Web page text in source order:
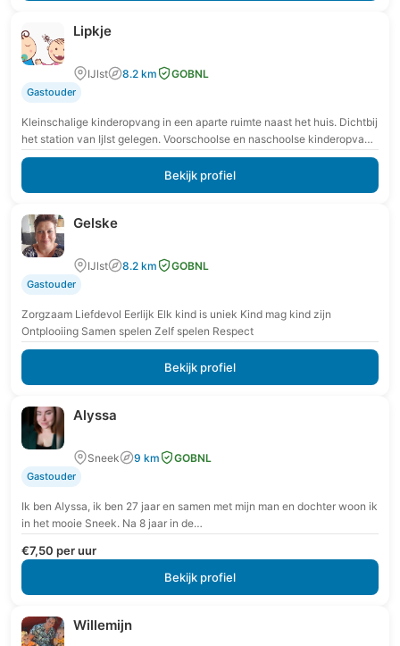
Lipkje
IJlst 8.2 km GOBNL
Gastouder
Kleinschalige kinderopvang in een aparte ruimte naast het huis. Dichtbij
het station van Ijlst gelegen. Voorschoolse en naschoolse kinderopvang
mogelijk. Omdat ik flexibel ben, graag…
Bekijk profiel
Gelske
IJlst 8.2 km GOBNL
Gastouder
Zorgzaam Liefdevol Eerlijk Elk kind is uniek Kind mag kind zijn
Ontplooiing Samen spelen Zelf spelen Respect
Bekijk profiel
Alyssa
Sneek 9 km GOBNL
Gastouder
Ik ben Alyssa, ik ben 27 jaar en samen met mijn man en dochter woon ik
in het mooie Sneek. Na 8 jaar in de…
€7,50 per uur
Bekijk profiel
Willemijn